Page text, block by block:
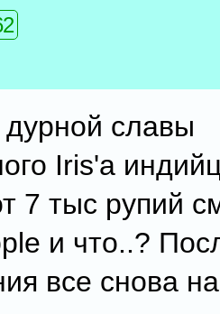
славы
Iris'a
7 тыс рупий
и что..?
все снова